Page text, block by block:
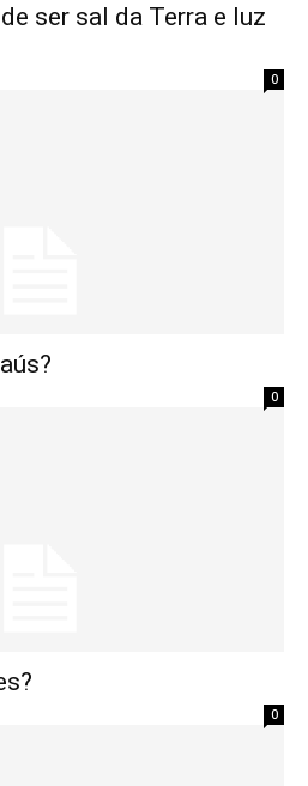
ser sal da Terra e luz
0
0
0